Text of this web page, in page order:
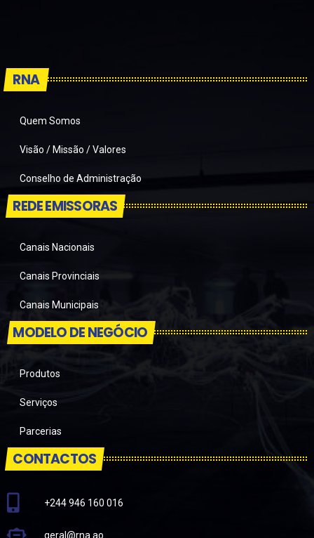
RNA
Quem Somos
Visão / Missão / Valores
Conselho de Administração
REDE EMISSORAS
Canais Nacionais
Canais Provinciais
Canais Municipais
MODELO DE NEGÓCIO
Produtos
Serviços
Parcerias
CONTACTOS
+244 946 160 016
geral@rna.ao